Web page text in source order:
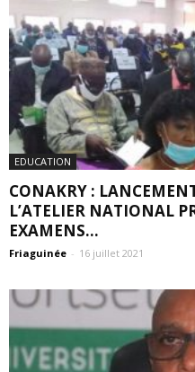
EDUCATION
CONAKRY :
L’ATELIER NATIONAL
EXAMENS...
Friaguinée - 16 juillet 2021